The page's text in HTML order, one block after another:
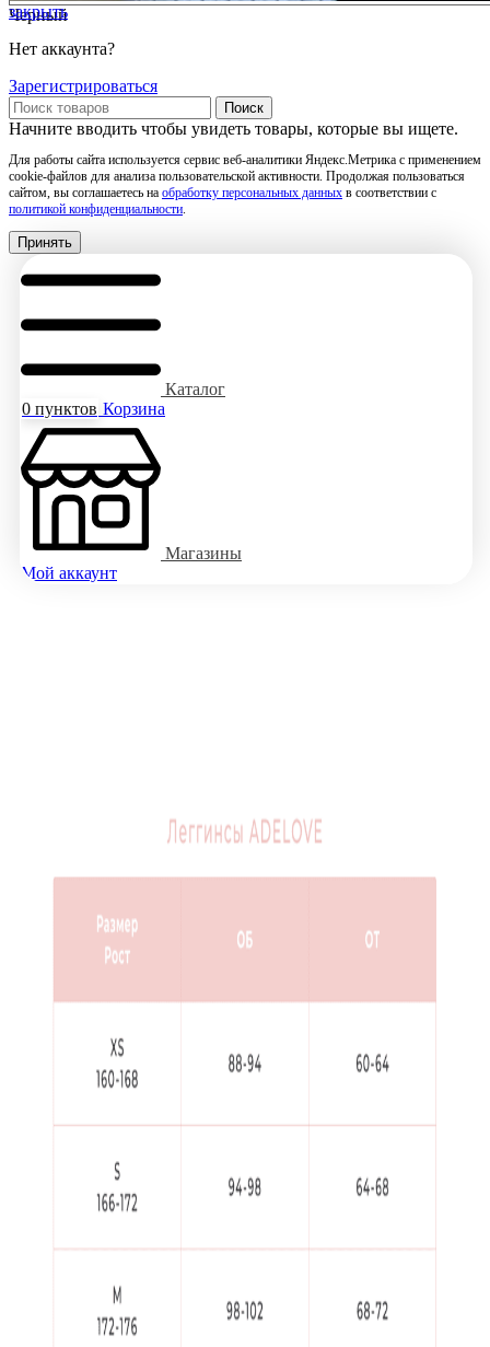
Черный
закрыть
Нет аккаунта?
Зарегистрироваться
Поиск
Начните вводить чтобы увидеть товары, которые вы ищете.
Для работы сайта используется сервис веб-аналитики Яндекс.Метрика с применением
cookie-файлов для анализа пользовательской активности. Продолжая пользоваться
сайтом, вы соглашаетесь на обработку персональных данных в соответствии с
политикой конфиденциальности.
Принять
Каталог
0 пунктов Корзина
Магазины
Мой аккаунт